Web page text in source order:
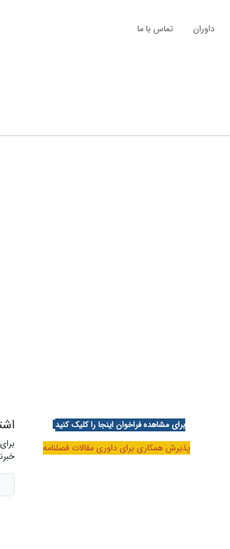
داوران تماس با ما
برای مشاهده فراخوان اینجا را کلیک کنید
پذیرش همکاری برای داوری مقالات فصلنامه